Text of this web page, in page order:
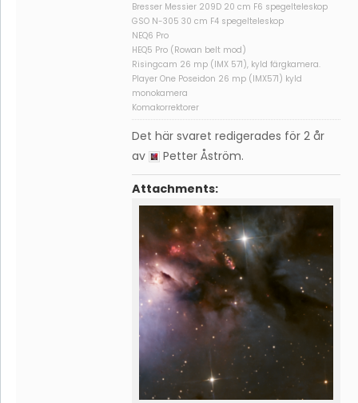
Bresser Messier 209D 20 cm F6 spegelteleskop
GSO N-305 30 cm F4 spegelteleskop
NEQ6 Pro
HEQ5 Pro (Rowan belt mod)
Risingcam 26 mp (IMX 571), kyld färgkamera.
Player One Poseidon 26 mp (IMX571) kyld
monokamera
Komakorrektorer
Det här svaret redigerades för 2 år
av
Petter Åström.
Attachments: